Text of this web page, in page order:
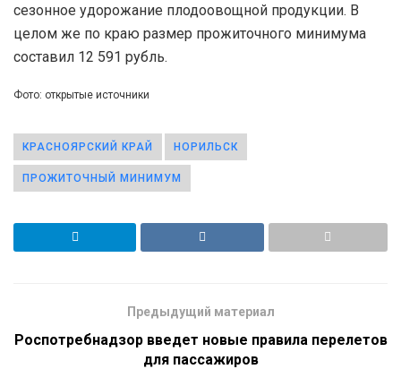
сезонное удорожание плодоовощной продукции. В
целом же по краю размер прожиточного минимума
составил 12 591 рубль.
Фото: открытые источники
КРАСНОЯРСКИЙ КРАЙ НОРИЛЬСК
ПРОЖИТОЧНЫЙ МИНИМУМ
Предыдущий материал
Роспотребнадзор введет новые правила перелетов
для пассажиров